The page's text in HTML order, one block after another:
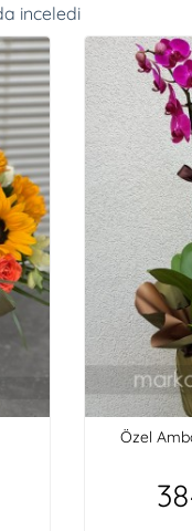
inceledi
Özel